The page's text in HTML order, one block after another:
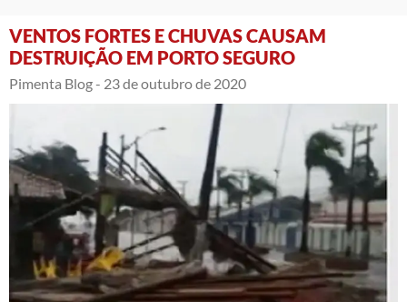
VENTOS FORTES E CHUVAS CAUSAM
DESTRUIÇÃO EM PORTO SEGURO
Pimenta Blog - 23 de outubro de 2020